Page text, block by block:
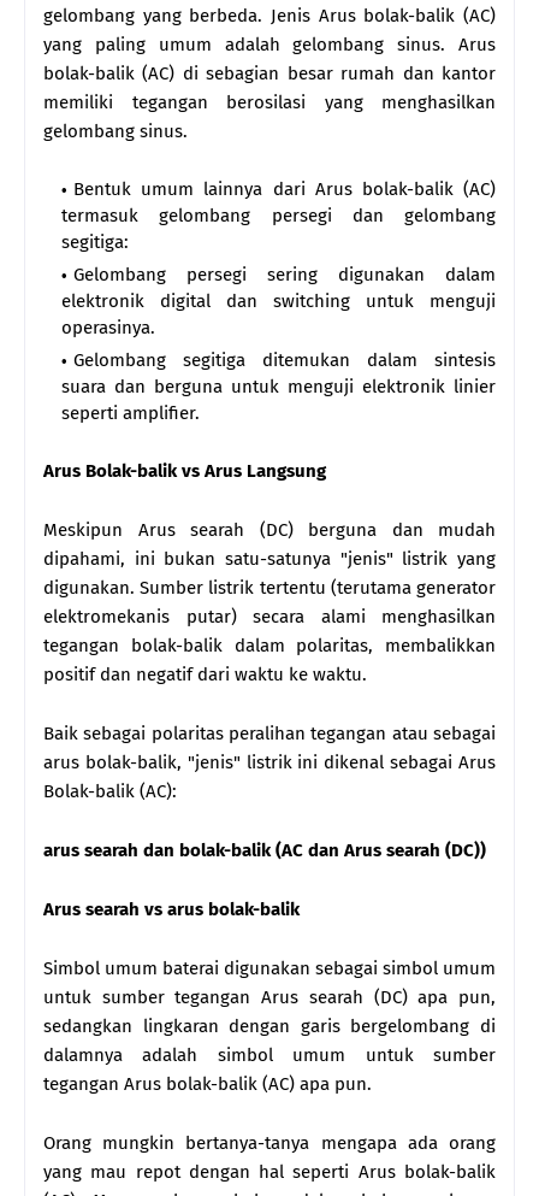
gelombang yang berbeda. Jenis Arus bolak-balik (AC)
yang paling umum adalah gelombang sinus. Arus
bolak-balik (AC) di sebagian besar rumah dan kantor
memiliki tegangan berosilasi yang menghasilkan
gelombang sinus.
Bentuk umum lainnya dari Arus bolak-balik (AC)
termasuk gelombang persegi dan gelombang
segitiga:
Gelombang persegi sering digunakan dalam
elektronik digital dan switching untuk menguji
operasinya.
Gelombang segitiga ditemukan dalam sintesis
suara dan berguna untuk menguji elektronik linier
seperti amplifier.
Arus Bolak-balik vs Arus Langsung
Meskipun Arus searah (DC) berguna dan mudah
dipahami, ini bukan satu-satunya "jenis" listrik yang
digunakan. Sumber listrik tertentu (terutama generator
elektromekanis putar) secara alami menghasilkan
tegangan bolak-balik dalam polaritas, membalikkan
positif dan negatif dari waktu ke waktu.
Baik sebagai polaritas peralihan tegangan atau sebagai
arus bolak-balik, "jenis" listrik ini dikenal sebagai Arus
Bolak-balik (AC):
arus searah dan bolak-balik (AC dan Arus searah (DC))
Arus searah vs arus bolak-balik
Simbol umum baterai digunakan sebagai simbol umum
untuk sumber tegangan Arus searah (DC) apa pun,
sedangkan lingkaran dengan garis bergelombang di
dalamnya adalah simbol umum untuk sumber
tegangan Arus bolak-balik (AC) apa pun.
Orang mungkin bertanya-tanya mengapa ada orang
yang mau repot dengan hal seperti Arus bolak-balik